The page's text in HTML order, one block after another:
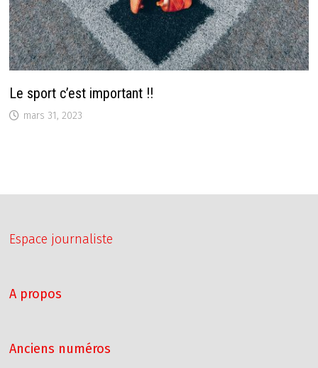
Le sport c’est important !!
mars 31, 2023
Espace journaliste
A propos
Anciens numéros